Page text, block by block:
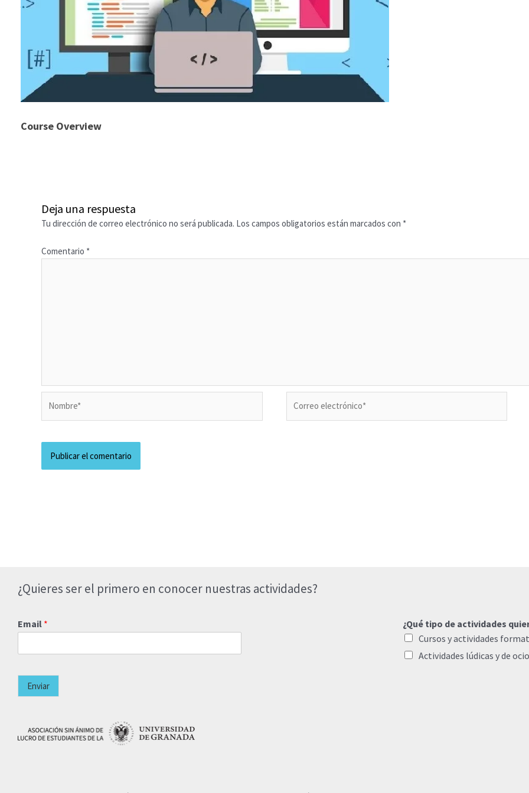
Course Overview
Deja una respuesta
Tu dirección de correo electrónico no será publicada. Los campos obligatorios están marcados con *
Comentario *
electrónico*
¿Quieres ser el primero en conocer nuestras actividades?
Email *
¿Qué tipo de actividades
Cursos y actividades
Actividades lúdicas y de ocio
Enviar